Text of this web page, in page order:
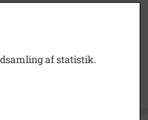
12 x 16 cm
Historisk Arkiv Dragør
af statistik.